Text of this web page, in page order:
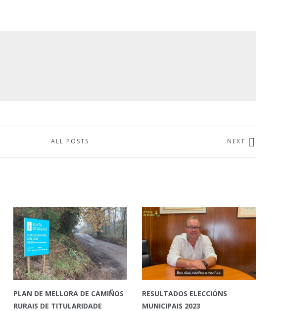
ALL POSTS NEXT
PLAN DE MELLORA DE CAMIÑOS
RURAIS DE TITULARIDADE
RESULTADOS ELECCIÓNS
MUNICIPAIS 2023